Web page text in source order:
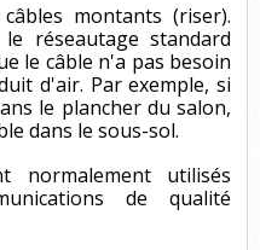
montants (riser).
réseautage standard
le câble n'a pas besoin
d'air. Par exemple, si
le plancher du salon,
dans le sous-sol.
normalement utilisés
de qualité